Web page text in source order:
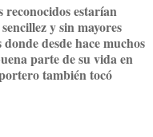
reconocidos estarían
y sin mayores
desde hace muchos
parte de su vida en
también tocó